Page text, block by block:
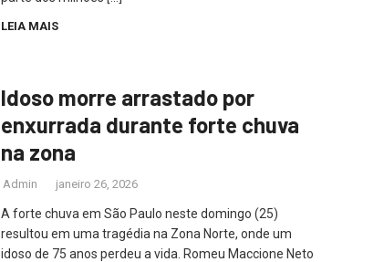
LEIA MAIS
Idoso morre arrastado por
enxurrada durante forte chuva
na zona
Admin janeiro 26, 2026
A forte chuva em São Paulo neste domingo (25)
resultou em uma tragédia na Zona Norte, onde um
idoso de 75 anos perdeu a vida. Romeu Maccione Neto